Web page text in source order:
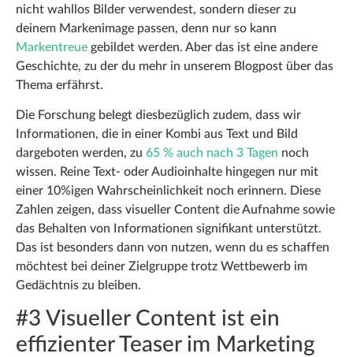
nicht wahllos Bilder verwendest, sondern dieser zu
deinem Markenimage passen, denn nur so kann
Markentreue gebildet werden. Aber das ist eine andere
Geschichte, zu der du mehr in unserem Blogpost über das
Thema erfährst.
Die Forschung belegt diesbezüglich zudem, dass wir
Informationen, die in einer Kombi aus Text und Bild
dargeboten werden, zu 65 % auch nach 3 Tagen noch
wissen. Reine Text- oder Audioinhalte hingegen nur mit
einer 10%igen Wahrscheinlichkeit noch erinnern. Diese
Zahlen zeigen, dass visueller Content die Aufnahme sowie
das Behalten von Informationen signifikant unterstützt.
Das ist besonders dann von nutzen, wenn du es schaffen
möchtest bei deiner Zielgruppe trotz Wettbewerb im
Gedächtnis zu bleiben.
#3 Visueller Content ist ein
effizienter Teaser im Marketing